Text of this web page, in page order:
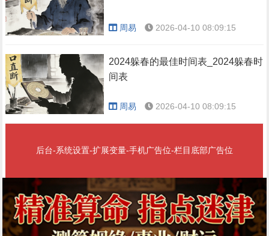
周易 2026-04-10 08:09:15
2024躲春的最佳时间表_2024躲春时
间表
周易 2026-04-10 08:09:15
后台-系统设置-扩展变量-手机广告位-栏目底部广告位